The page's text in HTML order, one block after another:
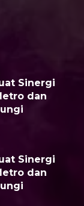
Sinergi
dan
Sinergi
dan